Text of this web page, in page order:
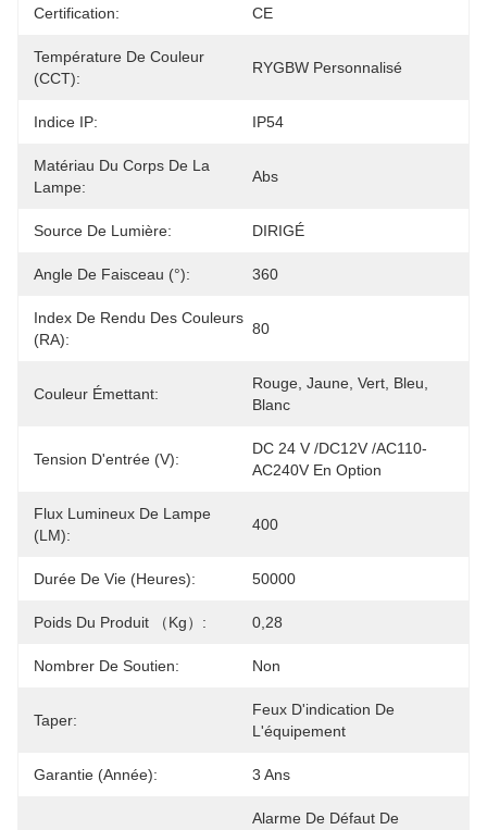
Certification: CE
Température De Couleur
(CCT):
RYGBW Personnalisé
Indice IP: IP54
Matériau Du Corps De La
Lampe:
Abs
Source De Lumière: DIRIGÉ
Angle De Faisceau (°): 360
Index De Rendu Des Couleurs
(RA):
80
Couleur Émettant:
Rouge, Jaune, Vert, Bleu,
Blanc
Tension D'entrée (V):
DC 24 V /DC12V /AC110-
AC240V En Option
Flux Lumineux De Lampe
(LM):
400
Durée De Vie (heures): 50000
Poids Du Produit （kg）: 0,28
Nombrer De Soutien: Non
Taper:
Feux D'indication De
L'équipement
Garantie (année): 3 Ans
Alarme De Défaut De